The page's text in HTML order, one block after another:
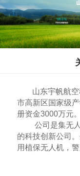
山东宇帆航
市高新区国家级
册资金3000万元。
公司是集无人
的科技创新公司
用植保无人机，
流配送无人机，